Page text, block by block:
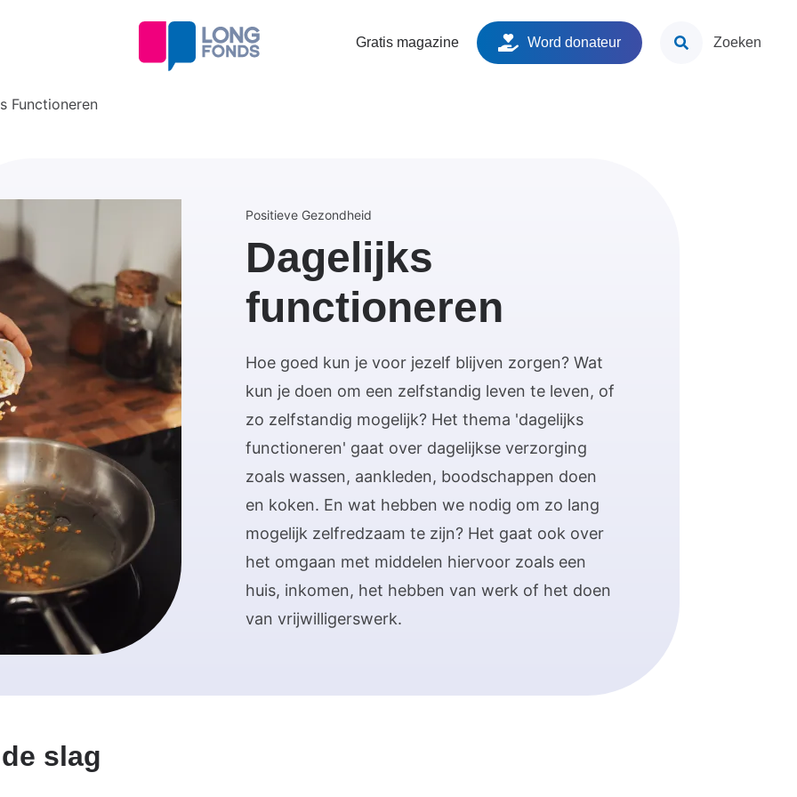
Gratis magazine Word donateur Zoeken
Functioneren
Positieve Gezondheid
Dagelijks
functioneren
Hoe goed kun je voor jezelf blijven zorgen? Wat
kun je doen om een zelfstandig leven te leven, of
zo zelfstandig mogelijk? Het thema 'dagelijks
functioneren' gaat over dagelijkse verzorging
zoals wassen, aankleden, boodschappen doen
en koken. En wat hebben we nodig om zo lang
mogelijk zelfredzaam te zijn? Het gaat ook over
het omgaan met middelen hiervoor zoals een
huis, inkomen, het hebben van werk of het doen
van vrijwilligerswerk.
slag